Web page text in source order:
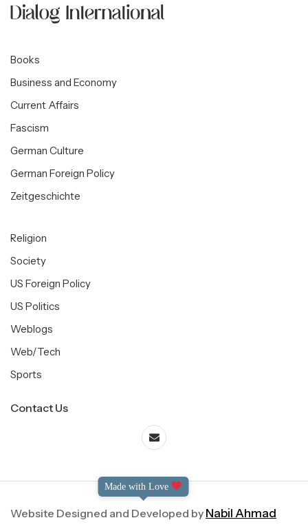
Books
Business and Economy
Current Affairs
Fascism
German Culture
German Foreign Policy
Zeitgeschichte
Religion
Society
US Foreign Policy
US Politics
Weblogs
Web/Tech
Sports
Contact Us
Website Designed and Developed by Nabil Ahmad
Made with Love